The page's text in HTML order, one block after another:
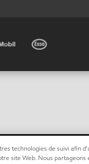
technologies de suivi afin
site Web. Nous